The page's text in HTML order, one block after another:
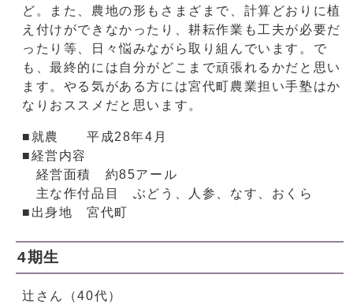
ど。また、農地の形もさまざまで、計算どおりに植
え付けができなかったり、耕耘作業も工夫が必要だ
ったり等、日々悩みながら取り組んでいます。で
も、最終的には自分がどこまで頑張れるかだと思い
ます。やる気がある方には宮代町農業担い手塾はか
なりおススメだと思います。
■就農 平成28年4月
■経営内容
経営面積 約85アール
主な作付品目 ぶどう、人参、なす、おくら
■出身地 宮代町
4期生
辻さん（40代）